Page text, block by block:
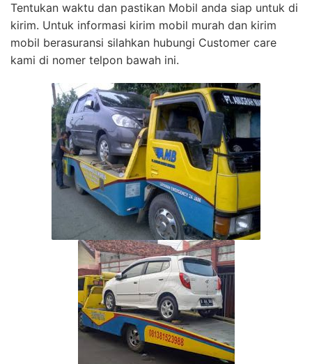
Tentukan waktu dan pastikan Mobil anda siap untuk di
kirim. Untuk informasi kirim mobil murah dan kirim
mobil berasuransi silahkan hubungi Customer care
kami di nomer telpon bawah ini.